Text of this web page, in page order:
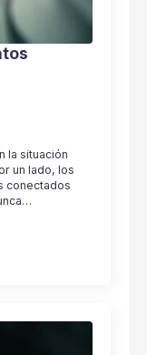
la situación
un lado, los
conectados